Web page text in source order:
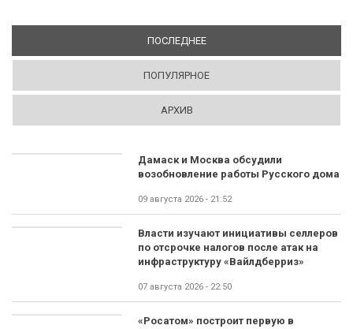
ПОСЛЕДНЕЕ(АКТИВНАЯ ВКЛАДКА)
ПОПУЛЯРНОЕ
АРХИВ
Дамаск и Москва обсудили
возобновление работы Русского дома
09 августа 2026 - 21:52
Власти изучают инициативы селлеров
по отсрочке налогов после атак на
инфраструктуру «Вайлдберриз»
07 августа 2026 - 22:50
«Росатом» построит первую в